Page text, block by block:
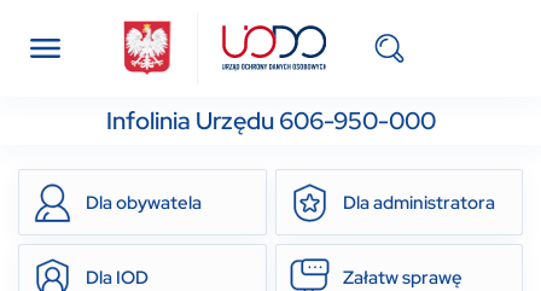
Infolinia Urzędu 606-950-000
Dla obywatela Dla administratora
Dla IOD Załatw sprawę